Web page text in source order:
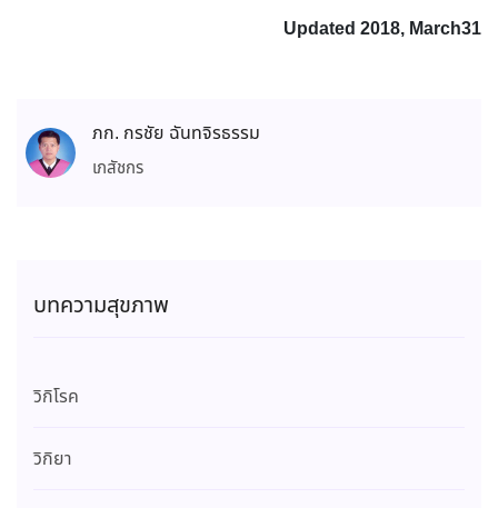
Updated 2018, March31
ภก. กรชัย ฉันทจิรธรรม
เภสัชกร
บทความสุขภาพ
วิกิโรค
วิกิยา